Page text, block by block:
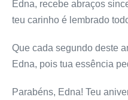
Edna, recebe abraços
teu carinho é lembrado
Que cada segundo deste
Edna, pois tua essência
Parabéns, Edna! Teu